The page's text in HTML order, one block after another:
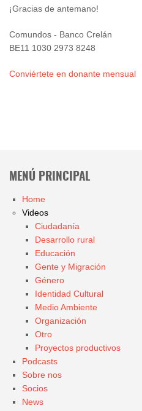
¡Gracias de antemano!
Comundos - Banco Crelán
BE11 1030 2973 8248
Conviértete en donante mensual
MENÚ PRINCIPAL
Home
Videos
Ciudadanía
Desarrollo rural
Educación
Gente y Migración
Género
Identidad Cultural
Medio Ambiente
Organización
Otro
Proyectos productivos
Podcasts
Sobre nos
Socios
News